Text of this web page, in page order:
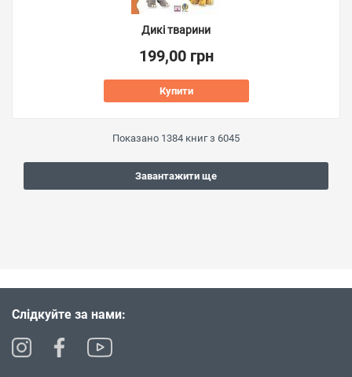
Дикі тварини
199,00 грн
Купити
Показано 1384 книг з 6045
Завантажити ще
Слідкуйте за нами: